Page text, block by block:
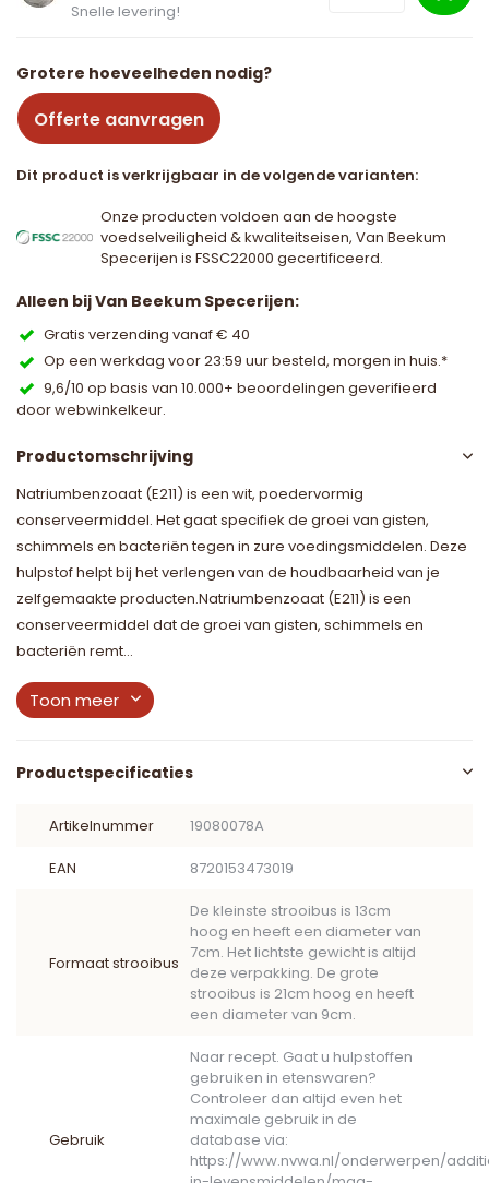
Snelle levering!
Grotere hoeveelheden nodig?
Offerte aanvragen
Dit product is verkrijgbaar in de volgende varianten:
Onze producten voldoen aan de hoogste
voedselveiligheid & kwaliteitseisen, Van Beekum
Specerijen is FSSC22000 gecertificeerd.
Alleen bij Van Beekum Specerijen:
Gratis verzending vanaf € 40
Op een werkdag voor 23:59 uur besteld, morgen in huis.*
9,6/10 op basis van 10.000+ beoordelingen geverifieerd
door webwinkelkeur.
Productomschrijving
Natriumbenzoaat (E211) is een wit, poedervormig
conserveermiddel. Het gaat specifiek de groei van gisten,
schimmels en bacteriën tegen in zure voedingsmiddelen. Deze
hulpstof helpt bij het verlengen van de houdbaarheid van je
zelfgemaakte producten.Natriumbenzoaat (E211) is een
conserveermiddel dat de groei van gisten, schimmels en
bacteriën remt...
Toon meer
Productspecificaties
Artikelnummer 19080078A
EAN 8720153473019
Formaat strooibus
De kleinste strooibus is 13cm
hoog en heeft een diameter van
7cm. Het lichtste gewicht is altijd
deze verpakking. De grote
strooibus is 21cm hoog en heeft
een diameter van 9cm.
Gebruik
Naar recept. Gaat u hulpstoffen
gebruiken in etenswaren?
Controleer dan altijd even het
maximale gebruik in de
database via:
https://www.nvwa.nl/onderwerpen/